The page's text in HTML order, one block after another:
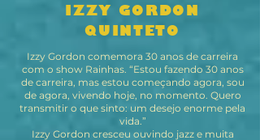
IZZY GORDON
QUINTETO
Izzy Gordon comemora 30 anos de carreira
com o show Rainhas. “Estou fazendo 30 anos
de carreira, mas estou começando agora, sou
de agora, vivendo hoje, no momento. Quero
transmitir o que sinto: um desejo enorme pela
vida.”
Izzy Gordon cresceu ouvindo jazz e muita